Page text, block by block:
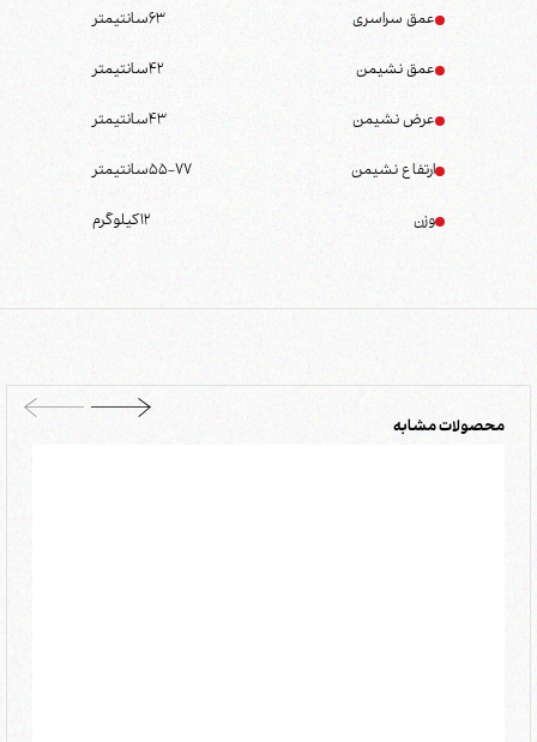
عمق سراسری 63سانتیمتر
عمق نشیمن 42سانتیمتر
عرض نشیمن 43سانتیمتر
ارتفاع نشیمن 55-77سانتیمتر
وزن 12کیلوگرم
محصولات مشابه